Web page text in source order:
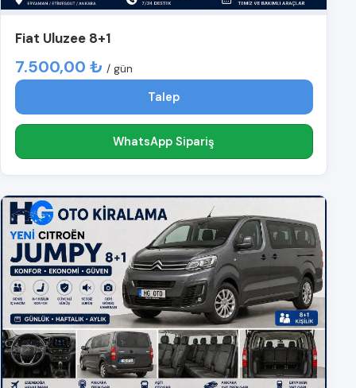
Fiat Uluzee 8+1
7.500,00 ₺ / gün
Talep
WhatsApp Sipariş